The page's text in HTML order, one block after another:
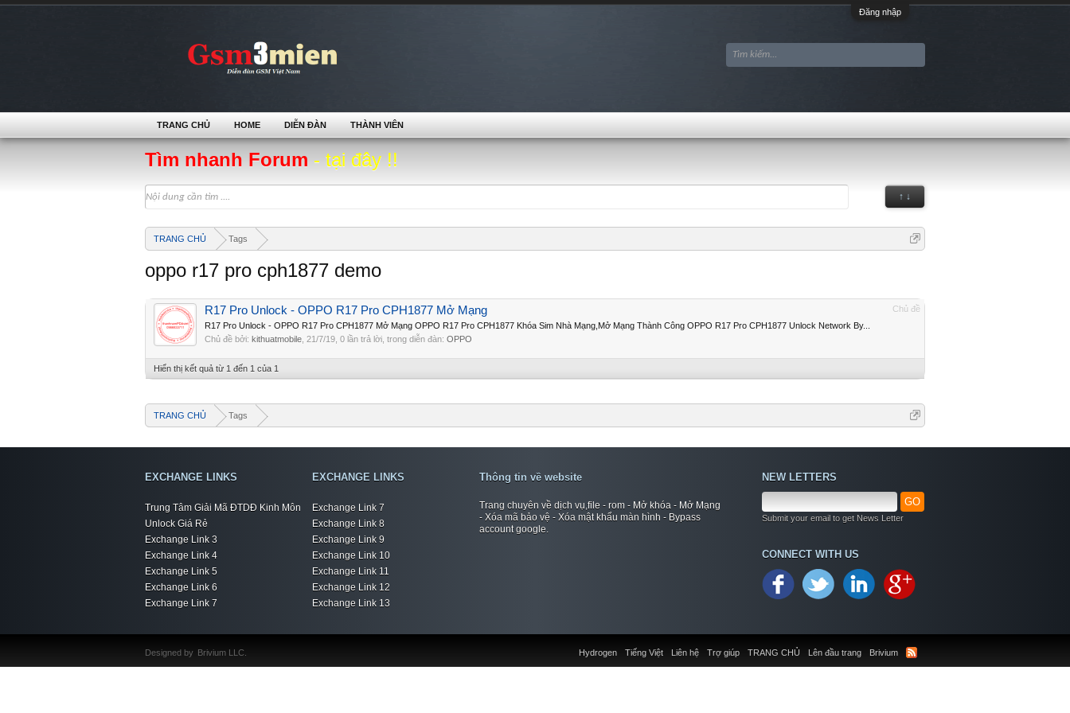
Đăng nhập
Tìm nhanh Forum - tại đây !!
↑ ↓
TRANG CHỦ Tags
oppo r17 pro cph1877 demo
Chủ đề
R17 Pro Unlock - OPPO R17 Pro CPH1877 Mở Mạng
R17 Pro Unlock - OPPO R17 Pro CPH1877 Mở Mạng OPPO R17 Pro CPH1877 Khóa Sim Nhà Mạng,Mở Mạng Thành Công OPPO R17 Pro CPH1877 Unlock Network By...
Chủ đề bởi: kithuatmobile 21/7/19 , 0 lần trả lời, trong diễn đàn: OPPO
Hiển thị kết quả từ 1 đến 1 của 1
TRANG CHỦ Tags
TRANG CHỦ HOME DIỄN ĐÀN THÀNH VIÊN
EXCHANGE LINKS
Trung Tâm Giải Mã ĐTDĐ Kinh Môn
Unlock Giá Rẻ
Exchange Link 3
Exchange Link 4
Exchange Link 5
Exchange Link 6
Exchange Link 7
EXCHANGE LINKS
Exchange Link 7
Exchange Link 8
Exchange Link 9
Exchange Link 10
Exchange Link 11
Exchange Link 12
Exchange Link 13
Thông tin về website
Trang chuyên về dịch vụ,file - rom - Mở khóa - Mở Mạng
- Xóa mã bảo vệ - Xóa mật khẩu màn hình - Bypass
account google.
NEW LETTERS
GO
Submit your email to get News Letter
CONNECT WITH US
Liên hệ Trợ giúp TRANG CHỦ Lên đầu trang Brivium
Hydrogen Tiếng Việt
Designed by Brivium LLC.